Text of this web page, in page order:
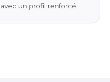
un profil renforcé.